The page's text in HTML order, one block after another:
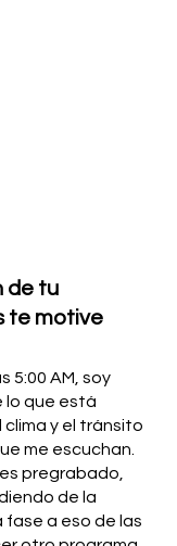
de tu
te motive
5:00 AM, soy
lo que está
y el tránsito
me escuchan.
pregrabado,
de la
fase a eso de las